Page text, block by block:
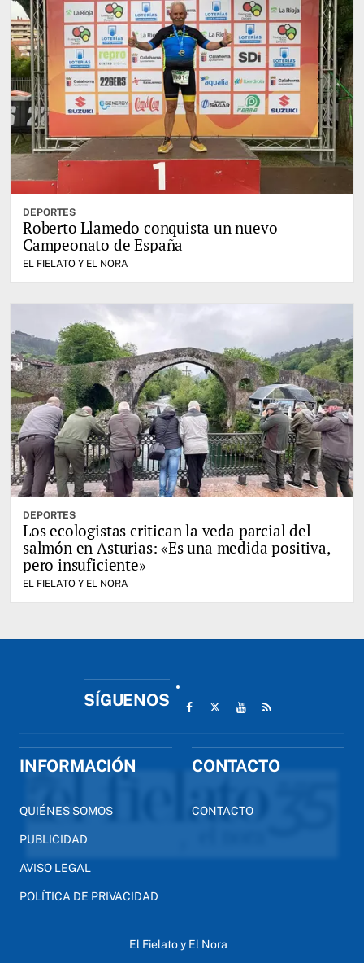
DEPORTES
Roberto Llamedo conquista un nuevo
Campeonato de España
EL FIELATO Y EL NORA
DEPORTES
Los ecologistas critican la veda parcial del
salmón en Asturias: «Es una medida positiva,
pero insuficiente»
EL FIELATO Y EL NORA
SÍGUENOS
INFORMACIÓN
QUIÉNES SOMOS
PUBLICIDAD
AVISO LEGAL
POLÍTICA DE PRIVACIDAD
CONTACTO
CONTACTO
El Fielato y El Nora